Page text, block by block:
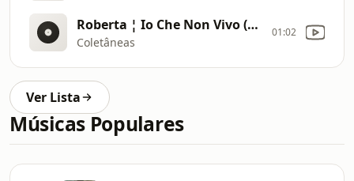
Roberta ¦ Io Che Non Vivo (Senza Te)
Coletâneas
01:02
Ver Lista
Músicas Populares